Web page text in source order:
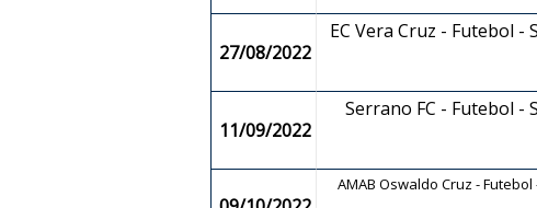
27/08/2022
EC Vera Cruz - Futebol -
11/09/2022
Serrano FC - Futebol -
AMAB Oswaldo Cruz - Futebol